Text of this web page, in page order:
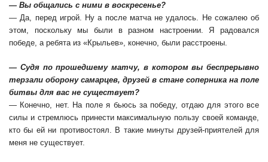
— Вы общались с ними в воскресенье?
— Да, перед игрой. Ну а после матча не удалось. Не сожалею об
этом, поскольку мы были в разном настроении. Я радовался
победе, а ребята из «Крыльев», конечно, были расстроены.
— Судя по прошедшему матчу, в котором вы беспрерывно
терзали оборону самарцев, друзей в стане соперника на поле
битвы для вас не существует?
— Конечно, нет. На поле я бьюсь за победу, отдаю для этого все
силы и стремлюсь принести максимальную пользу своей команде,
кто бы ей ни противостоял. В такие минуты друзей-приятелей для
меня не существует.